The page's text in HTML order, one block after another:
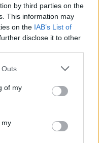
by third parties on the
This information may
on the IAB’s List of
disclose it to other
one or more Google
You may click to
its third-party tags to
in below Google
Outs
of my
my
Τουρισμού
China).
εκδηλώσεων
της
του σε όλο τον